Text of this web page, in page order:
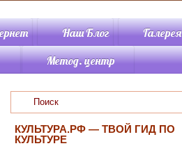
Наш Блог
Галерея
Метод. центр
материалы
Памятки метод.от.
Планируется
провести
КУЛЬТУРА.РФ — ТВОЙ ГИД ПО
КУЛЬТУРЕ